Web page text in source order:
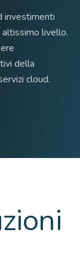
investimenti
altissimo livello.
della
cloud.